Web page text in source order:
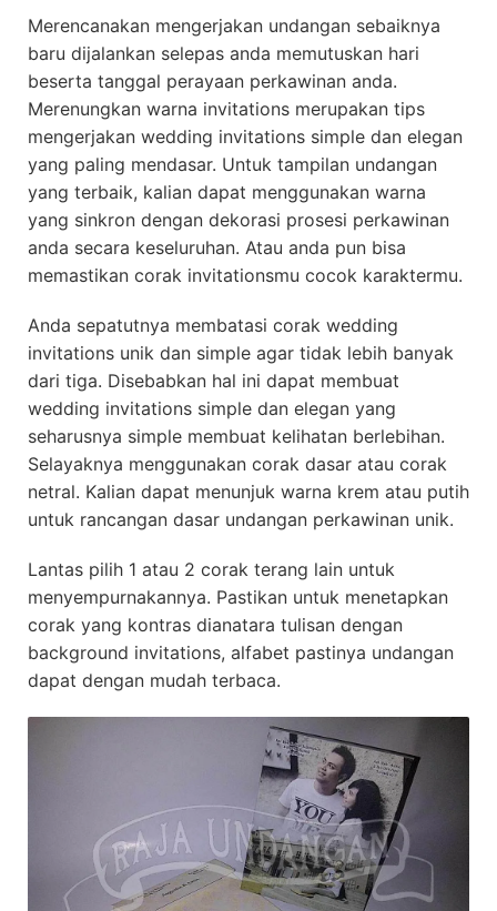
Merencanakan mengerjakan undangan sebaiknya
baru dijalankan selepas anda memutuskan hari
beserta tanggal perayaan perkawinan anda.
Merenungkan warna invitations merupakan tips
mengerjakan wedding invitations simple dan elegan
yang paling mendasar. Untuk tampilan undangan
yang terbaik, kalian dapat menggunakan warna
yang sinkron dengan dekorasi prosesi perkawinan
anda secara keseluruhan. Atau anda pun bisa
memastikan corak invitationsmu cocok karaktermu.
Anda sepatutnya membatasi corak wedding
invitations unik dan simple agar tidak lebih banyak
dari tiga. Disebabkan hal ini dapat membuat
wedding invitations simple dan elegan yang
seharusnya simple membuat kelihatan berlebihan.
Selayaknya menggunakan corak dasar atau corak
netral. Kalian dapat menunjuk warna krem atau putih
untuk rancangan dasar undangan perkawinan unik.
Lantas pilih 1 atau 2 corak terang lain untuk
menyempurnakannya. Pastikan untuk menetapkan
corak yang kontras dianatara tulisan dengan
background invitations, alfabet pastinya undangan
dapat dengan mudah terbaca.